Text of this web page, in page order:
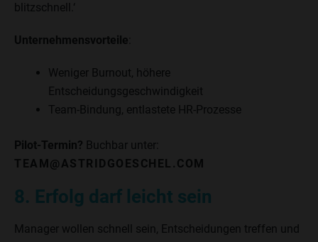
blitzschnell.‘ ​
Unternehmensvorteile
Weniger Burnout, höhere
Entscheidungsgeschwindigkeit
Team-Bindung, entlastete HR-Prozesse
Pilot-Termin? Buchbar unter:
TEAM@ASTRIDGOESCHEL.COM
8. Erfolg darf leicht sein
Manager wollen schnell sein, Entscheidungen treffen und